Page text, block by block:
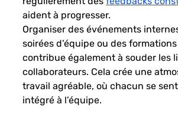
aident à progresser.
Organiser des événements
soirées d’équipe ou des
contribue également à souder les
collaborateurs. Cela crée une
travail agréable, où chacun se
intégré à l’équipe.